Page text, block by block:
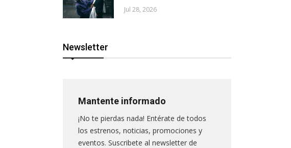
Jul 28, 2026
Newsletter
Mantente informado
¡No te pierdas nada! Entérate de todos
los estrenos, noticias, promociones y
eventos. Suscribete al newsletter de